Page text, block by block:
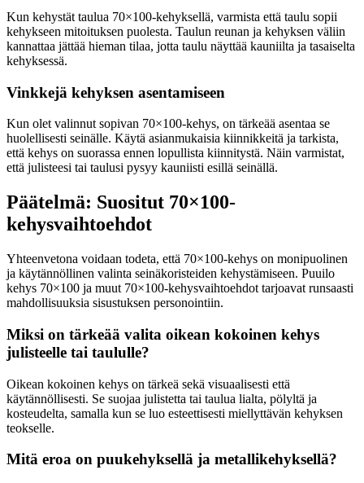
Kun kehystät taulua 70×100-kehyksellä, varmista että taulu sopii
kehykseen mitoituksen puolesta. Taulun reunan ja kehyksen väliin
kannattaa jättää hieman tilaa, jotta taulu näyttää kauniilta ja tasaiselta
kehyksessä.
Vinkkejä kehyksen asentamiseen
Kun olet valinnut sopivan 70×100-kehys, on tärkeää asentaa se
huolellisesti seinälle. Käytä asianmukaisia kiinnikkeitä ja tarkista,
että kehys on suorassa ennen lopullista kiinnitystä. Näin varmistat,
että julisteesi tai taulusi pysyy kauniisti esillä seinällä.
Päätelmä: Suositut 70×100-
kehysvaihtoehdot
Yhteenvetona voidaan todeta, että 70×100-kehys on monipuolinen
ja käytännöllinen valinta seinäkoristeiden kehystämiseen. Puuilo
kehys 70×100 ja muut 70×100-kehysvaihtoehdot tarjoavat runsaasti
mahdollisuuksia sisustuksen personointiin.
Miksi on tärkeää valita oikean kokoinen kehys
julisteelle tai taululle?
Oikean kokoinen kehys on tärkeä sekä visuaalisesti että
käytännöllisesti. Se suojaa julistetta tai taulua lialta, pölyltä ja
kosteudelta, samalla kun se luo esteettisesti miellyttävän kehyksen
teokselle.
Mitä eroa on puukehyksellä ja metallikehyksellä?